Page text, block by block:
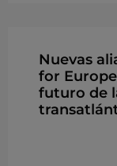
Nuevas
for
futuro de